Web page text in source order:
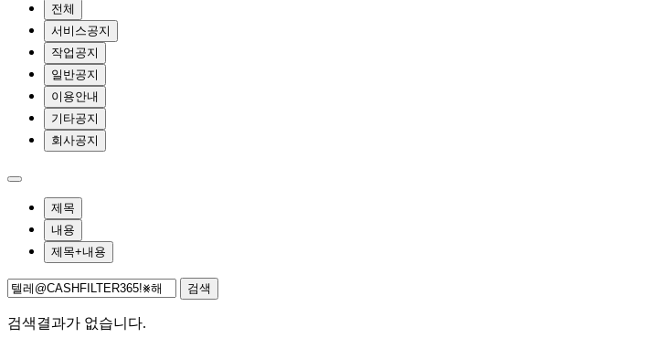
전체
서비스공지
작업공지
일반공지
이용안내
기타공지
회사공지
제목
내용
제목+내용
검색
검색결과가 없습니다.